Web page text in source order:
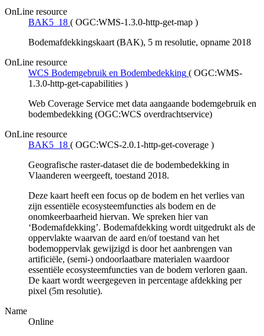
OnLine resource
BAK5_18 ( OGC:WMS-1.3.0-http-get-map )
Bodemafdekkingskaart (BAK), 5 m resolutie, opname 2018
OnLine resource
WCS Bodemgebruik en Bodembedekking ( OGC:WMS-
1.3.0-http-get-capabilities )
Web Coverage Service met data aangaande bodemgebruik en
bodembedekking (OGC:WCS overdrachtservice)
OnLine resource
BAK5_18 ( OGC:WCS-2.0.1-http-get-coverage )
Geografische raster-dataset die de bodembedekking in
Vlaanderen weergeeft, toestand 2018.
Deze kaart heeft een focus op de bodem en het verlies van
zijn essentiële ecosysteemfuncties als bodem en de
onomkeerbaarheid hiervan. We spreken hier van
‘Bodemafdekking’. Bodemafdekking wordt uitgedrukt als de
oppervlakte waarvan de aard en/of toestand van het
bodemoppervlak gewijzigd is door het aanbrengen van
artificiële, (semi-) ondoorlaatbare materialen waardoor
essentiële ecosysteemfuncties van de bodem verloren gaan.
De kaart wordt weergegeven in percentage afdekking per
pixel (5m resolutie).
Name
Online